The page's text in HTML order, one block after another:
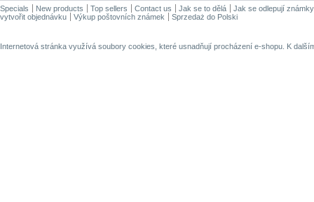
Specials New products Top sellers Contact us Jak se to dělá
Jak se odlepují známky
vytvořit objednávku
Výkup poštovních známek Sprzedaż do Polski
Internetová stránka využívá soubory cookies, které usnadňují procházení e-shopu. K